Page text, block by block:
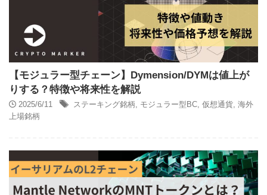
【モジュラー型チェーン】Dymension/DYMは値上が
りする？特徴や将来性を解説
2025/6/11 ステーキング銘柄, モジュラー型BC, 仮想通貨, 海外
上場銘柄